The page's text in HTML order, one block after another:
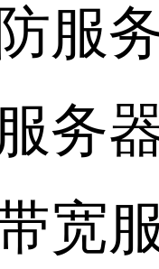
服
务
宽